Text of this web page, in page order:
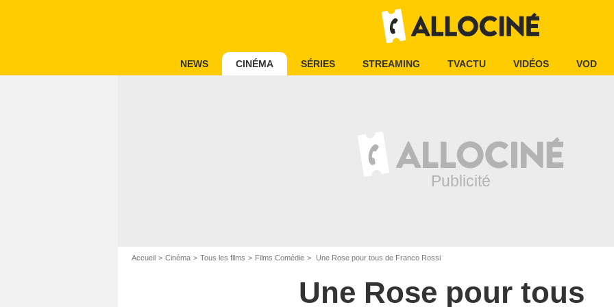
NEWS CINÉMA SÉRIES STREAMING TVACTU VIDÉOS VOD
Accueil Cinéma Tous les films Films Comédie Une Rose pour tous de Franco Rossi
Une Rose pour tous